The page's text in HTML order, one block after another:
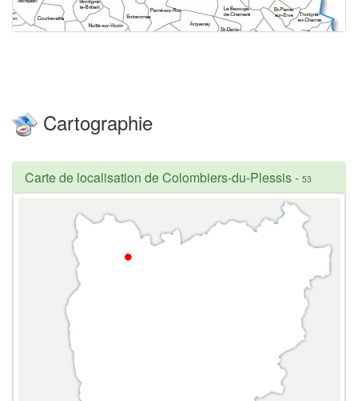
Cartographie
Carte de localisation de Colombiers-du-Plessis- 53